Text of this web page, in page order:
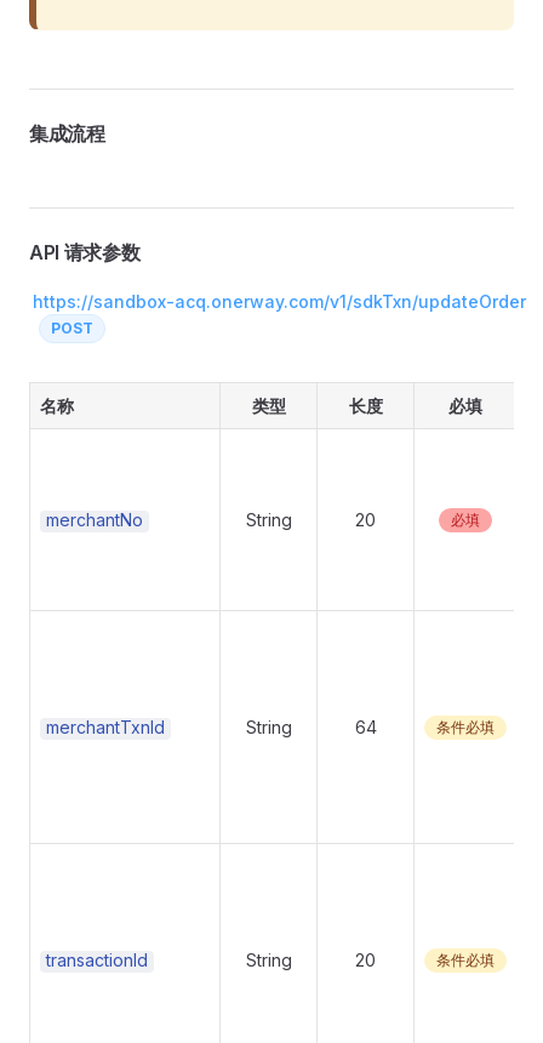
集成流程
API 请求参数
https://sandbox-acq.onerway.com/v1/sdkTxn/updateOrder
POST
名称 类型 长度 必填
merchantNo String 20 必填
merchantTxnId String 64 条件必填
transactionId String 20 条件必填